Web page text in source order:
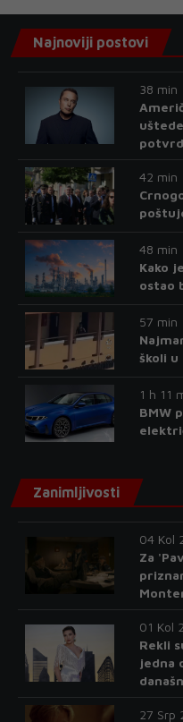
Najnoviji postovi
38 min
42 min
48 min
Kako
ostao
57 min
školi u
1 h 11
BMW
Zanimljivosti
04 Kol
Za
01 Kol
Rekli
jedna
27 Srp